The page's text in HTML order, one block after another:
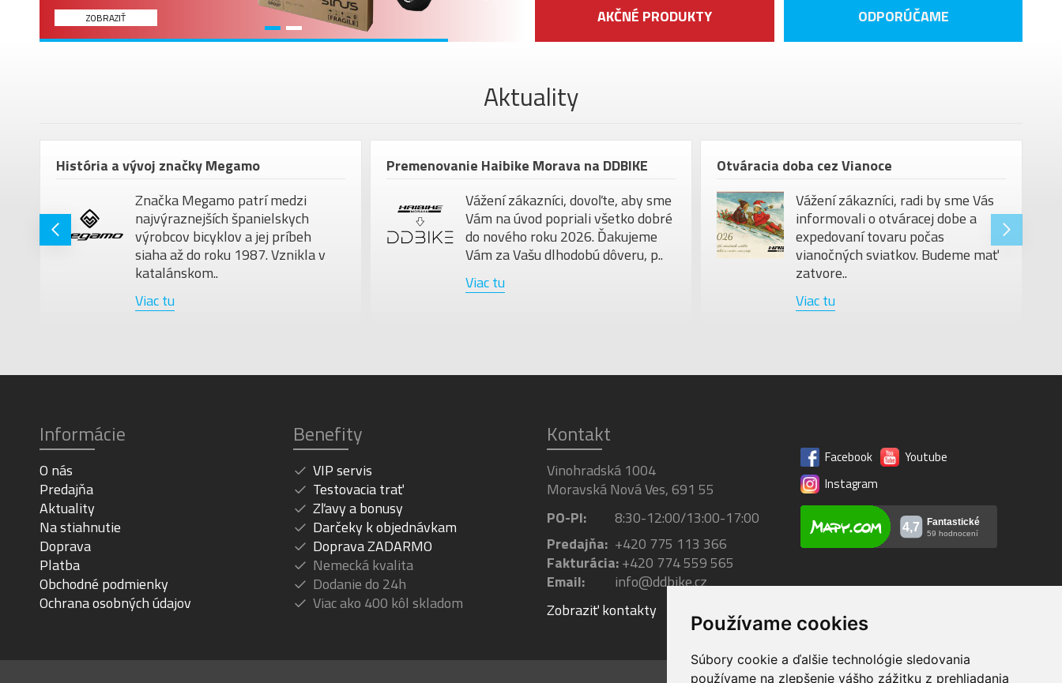
Používame cookies
Súbory cookie a ďalšie technológie sledovania
používame na zlepšenie vášho zážitku z prehliadania
ZOBRAZIŤ AKČNÉ PRODUKTY ODPORÚČAME
Aktuality
História a vývoj značky Megamo
Značka Megamo patrí medzi
najvýraznejších španielskych
výrobcov bicyklov a jej príbeh
siaha až do roku 1987. Vznikla v
katalánskom..
Viac tu
Premenovanie Haibike Morava na DDBIKE
Vážení zákazníci, dovoľte, aby sme
Vám na úvod popriali všetko dobré
do nového roku 2026. Ďakujeme
Vám za Vašu dlhodobú dôveru, p..
Viac tu
Otváracia doba cez Vianoce
Vážení zákazníci, radi by sme Vás
informovali o otváracej dobe a
expedovaní tovaru počas
vianočných sviatkov. Budeme mať
zatvore..
Viac tu
Informácie
O nás
Predajňa
Aktuality
Na stiahnutie
Doprava
Platba
Obchodné podmienky
Ochrana osobných údajov
Benefity
VIP servis
Testovacia trať
Zľavy a bonusy
Darčeky k objednávkam
Doprava ZADARMO
Nemecká kvalita
Dodanie do 24h
Viac ako 400 kôl skladom
Kontakt
Vinohradská 1004
Moravská Nová Ves, 691 55
PO-PI:
8:30-12:00/13:00-17:00
Predajňa: +420 775 113 366
Fakturácia:+420 774 559 565
Email:
info@ddbike.cz
Zobraziť kontakty
Facebook
Youtube
Instagram